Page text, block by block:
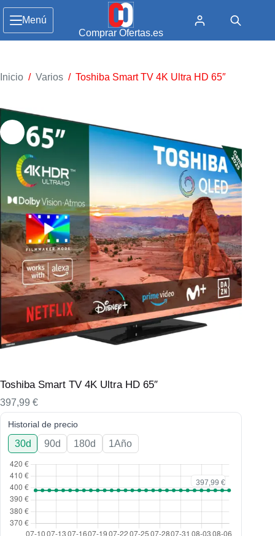
Menú
Comprar Ofertas.es
Inicio / Varios / Toshiba Smart TV 4K Ultra HD 65″
Toshiba Smart TV 4K Ultra HD 65″
397,99 €
Historial de precio
30d 90d 180d 1Año